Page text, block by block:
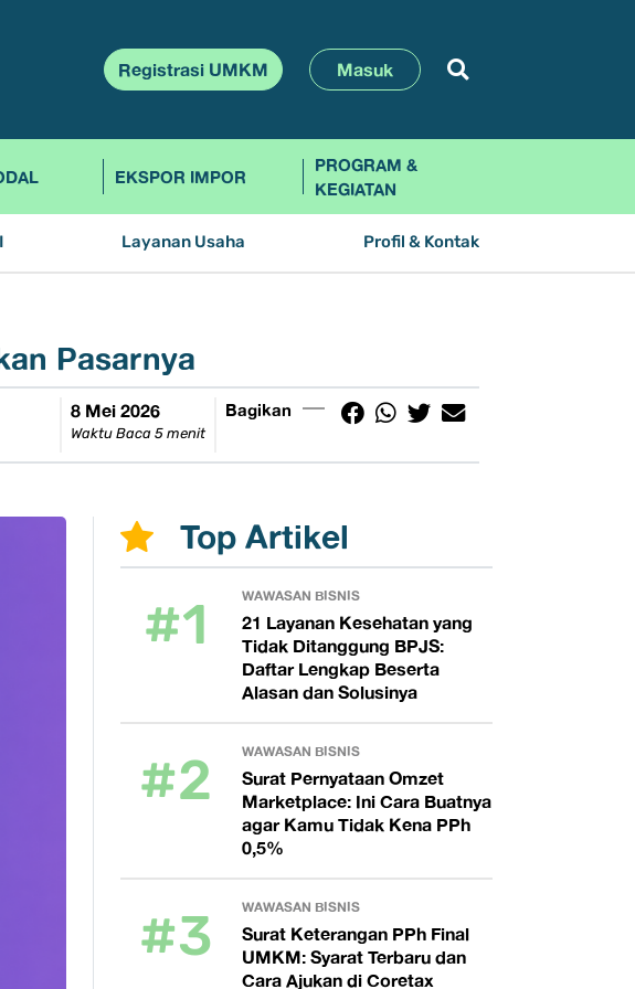
Registrasi UMKM Masuk
EKSPOR IMPOR
PROGRAM &
KEGIATAN
Layanan Usaha Profil & Kontak
Pasarnya
8 Mei 2026
Waktu Baca 5 menit
Bagikan
Top Artikel
#1 WAWASAN BISNIS
21 Layanan Kesehatan yang
Tidak Ditanggung BPJS:
Daftar Lengkap Beserta
Alasan dan Solusinya
#2 WAWASAN BISNIS
Surat Pernyataan Omzet
Marketplace: Ini Cara Buatnya
agar Kamu Tidak Kena PPh
0,5%
#3 WAWASAN BISNIS
Surat Keterangan PPh Final
UMKM: Syarat Terbaru dan
Cara Ajukan di Coretax